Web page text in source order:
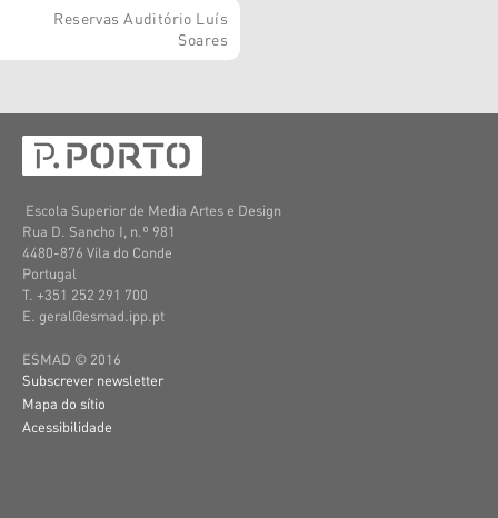
Reservas Auditório Luís
Soares
Escola Superior de Media Artes e Design
Rua D. Sancho I, n.º 981
4480-876 Vila do Conde
Portugal
T. +351 252 291 700
E. geral@esmad.ipp.pt
ESMAD © 2016
Subscrever newsletter
Mapa do sítio
Acessibilidade